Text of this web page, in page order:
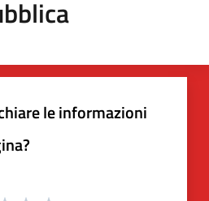
le informazioni